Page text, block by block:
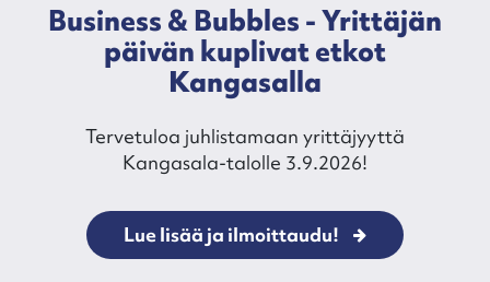
Business & Bubbles - Yrittäjän
päivän kuplivat etkot
Kangasalla
Tervetuloa juhlistamaan yrittäjyyttä
Kangasala-talolle 3.9.2026!
Lue lisää ja ilmoittaudu!